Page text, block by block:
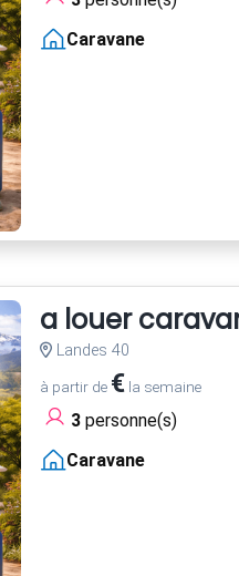
Caravane
a louer
Landes 40
à partir de €la semaine
3personne(s)
Caravane